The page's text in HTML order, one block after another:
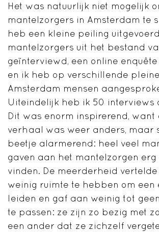
Het was natuurlijk niet mogelijk
mantelzorgers in Amsterdam te
heb een kleine peiling
mantelzorgers uit het bestand
geïnterviewd, een online
en ik heb op verschillende
Amsterdam mensen
Uiteindelijk heb ik 50 interviews
Dit was enorm inspirerend, want
verhaal was weer anders, maar
beetje alarmerend: heel veel
gaven aan het mantelzorgen
vinden. De meerderheid
weinig ruimte te hebben om een
leiden en gaf aan weinig tot
te passen: ze zijn zo bezig met
een ander dat ze zichzelf